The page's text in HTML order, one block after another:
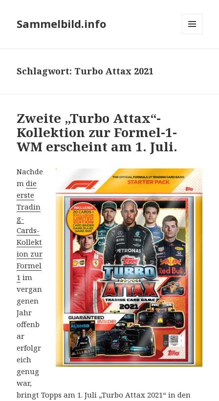
Sammelbild.info
Schlagwort: Turbo Attax 2021
Zweite „Turbo Attax“-
Kollektion zur Formel-1-
WM erscheint am 1. Juli.
Nachde
mdie
erste
Tradin
g-
Cards-
Kollekt
ion zur
Formel
1 im
vergan
genen
Jahr
offenb
ar
erfolgr
eich
genug
war,
bringt Topps am 1. Juli „Turbo Attax 2021“ in den